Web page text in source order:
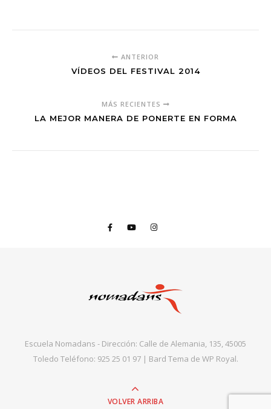
ANTERIOR
VÍDEOS DEL FESTIVAL 2014
MÁS RECIENTES
LA MEJOR MANERA DE PONERTE EN FORMA
Escuela Nomadans - Dirección: Calle de Alemania, 135, 45005
Toledo Teléfono: 925 25 01 97 | Bard Tema de WP Royal.
VOLVER ARRIBA